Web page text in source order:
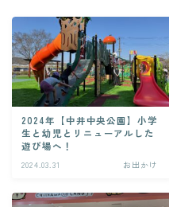
体験
エトセトラ
子育ての裏ワザ
2024年【中井中央公園】小学
生と幼児とリニューアルした
遊び場へ！
2024.03.31 お出かけ